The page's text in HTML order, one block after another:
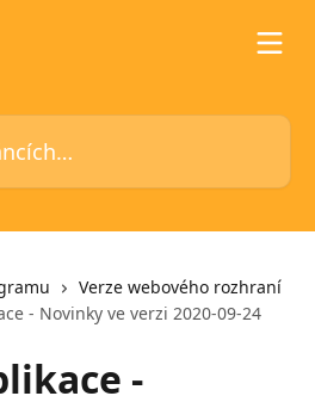
Verze webového rozhraní
- Novinky ve verzi 2020-09-24
-